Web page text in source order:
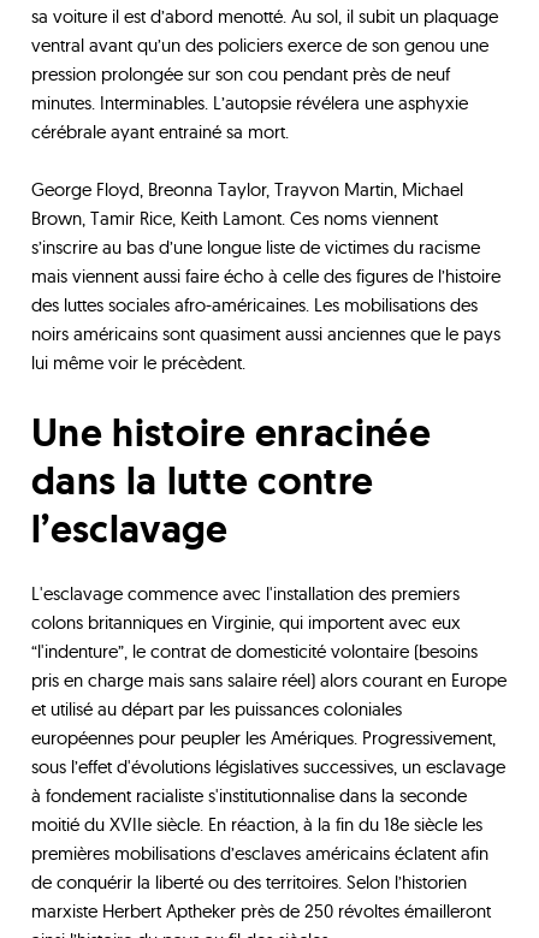
sa voiture il est d’abord menotté. Au sol, il subit un plaquage
ventral avant qu’un des policiers exerce de son genou une
pression prolongée sur son cou pendant près de neuf
minutes. Interminables. L’autopsie révélera une asphyxie
cérébrale ayant entrainé sa mort.
George Floyd, Breonna Taylor, Trayvon Martin, Michael
Brown, Tamir Rice, Keith Lamont. Ces noms viennent
s’inscrire au bas d’une longue liste de victimes du racisme
mais viennent aussi faire écho à celle des figures de l’histoire
des luttes sociales afro-américaines. Les mobilisations des
noirs américains sont quasiment aussi anciennes que le pays
lui même voir le précèdent.
Une histoire enracinée
dans la lutte contre
l’esclavage
L'esclavage commence avec l'installation des premiers
colons britanniques en Virginie, qui importent avec eux
“l'indenture”, le contrat de domesticité volontaire (besoins
pris en charge mais sans salaire réel) alors courant en Europe
et utilisé au départ par les puissances coloniales
européennes pour peupler les Amériques. Progressivement,
sous l’effet d'évolutions législatives successives, un esclavage
à fondement racialiste s'institutionnalise dans la seconde
moitié du XVIIe siècle. En réaction, à la fin du 18e siècle les
premières mobilisations d’esclaves américains éclatent afin
de conquérir la liberté ou des territoires. Selon l’historien
marxiste Herbert Aptheker près de 250 révoltes émailleront